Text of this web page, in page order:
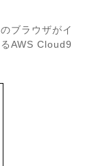
ブラウザがイ
AWS Cloud9